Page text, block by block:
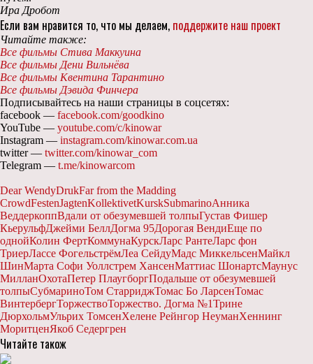
Ира Дробот
Если вам нравится то, что мы делаем, поддержите наш проект
Читайте также:
Все фильмы Стива Маккуина
Все фильмы Дени Вильнёва
Все фильмы Квентина Тарантино
Все фильмы Дэвида Финчера
Подписывайтесь на наши страницы в соцсетях:
facebook — facebook.com/goodkino
YouTube — youtube.com/c/kinowar
Instagram — instagram.com/kinowar.com.ua
twitter — twitter.com/kinowar_com
Telegram — t.me/kinowarcom
Dear WendyDrukFar from the Madding
CrowdFestenJagtenKollektivetKurskSubmarinoАнника
ВеддеркоппВдали от обезумевшей толпыГустав Фишер
КьерульфДжейми БеллДогма 95Дорогая ВендиЕще по
однойКолин ФертКоммунаКурскЛарс РантеЛарс фон
ТриерЛассе ФогельстрёмЛеа СейдуМадс МиккельсенМайкл
ШинМарта Софи Уоллстрем ХансенМаттиас ШонартсМаунус
МилланОхотаПетер ПлаугборгПодальше от обезумевшей
толпыСубмариноТом СтарриджТомас Бо ЛарсенТомас
ВинтербергТоржествоТоржество. Догма №1Трине
ДюрхольмУльрих ТомсенХелене Рейнгор НеуманХеннинг
МоритценЯкоб Седергрен
Читайте також